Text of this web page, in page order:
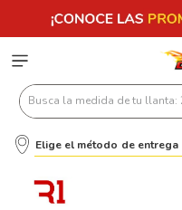
Busca la medida de tu
Elige el método de entrega